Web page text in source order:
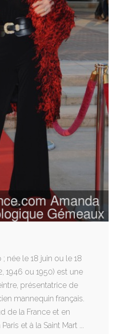
née le 18 juin ou le 18
1946 ou 1950) est une
présentatrice de
mannequin français.
de la France et en
et à la Saint Mart ...